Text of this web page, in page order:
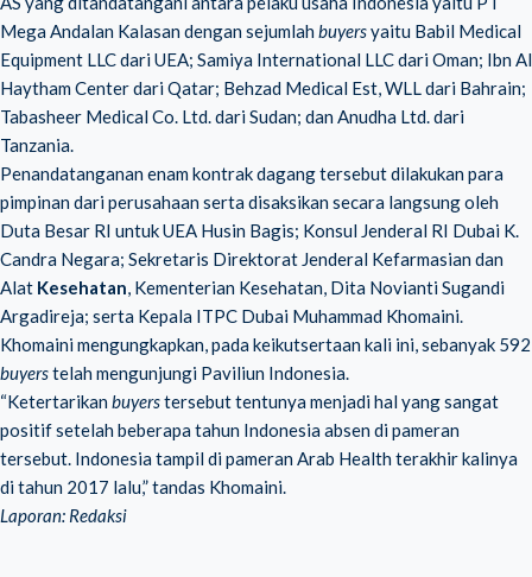
Mega Andalan Kalasan dengan sejumlahbuyersyaitu Babil Medical
Equipment LLC dari UEA; Samiya International LLC dari Oman; Ibn Al
Haytham Center dari Qatar; Behzad Medical Est, WLL dari Bahrain;
Tabasheer Medical Co. Ltd. dari Sudan; dan Anudha Ltd. dari
Tanzania.
Penandatanganan enam kontrak dagang tersebut dilakukan para
pimpinan dari perusahaan serta disaksikan secara langsung oleh
Duta Besar RI untuk UEA Husin Bagis; Konsul Jenderal RI Dubai K.
Candra Negara; Sekretaris Direktorat Jenderal Kefarmasian dan
Alat Kesehatan, Kementerian Kesehatan, Dita Novianti Sugandi
Argadireja; serta Kepala ITPC Dubai Muhammad Khomaini.
Khomaini mengungkapkan, pada keikutsertaan kali ini, sebanyak 592
buyerstelah mengunjungi Paviliun Indonesia.
“Ketertarikanbuyerstersebut tentunya menjadi hal yang sangat
positif setelah beberapa tahun Indonesia absen di pameran
tersebut. Indonesia tampil di pameran Arab Health terakhir kalinya
di tahun 2017 lalu,” tandas Khomaini.
Laporan: Redaksi